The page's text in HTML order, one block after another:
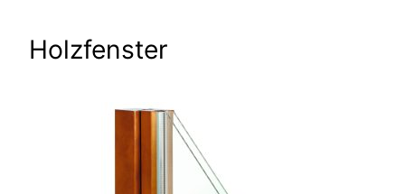
Holzfenster